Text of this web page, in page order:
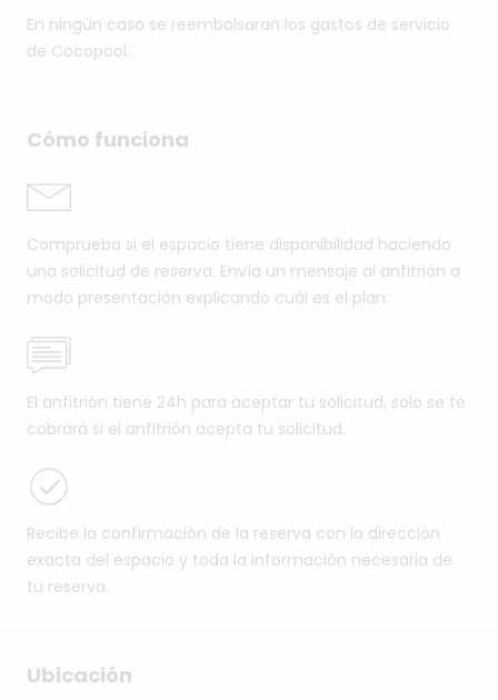
En ningún caso se reembolsaran los gastos de servicio
de Cocopool.
Cómo funciona
Comprueba si el espacio tiene disponibilidad haciendo
una solicitud de reserva. Envía un mensaje al anfitrión a
modo presentación explicando cuál es el plan.
El anfitrión tiene 24h para aceptar tu solicitud, solo se te
cobrará si el anfitrión acepta tu solicitud.
Recibe la confirmación de la reserva con la dirección
exacta del espacio y toda la información necesaria de
tu reserva.
Ubicación